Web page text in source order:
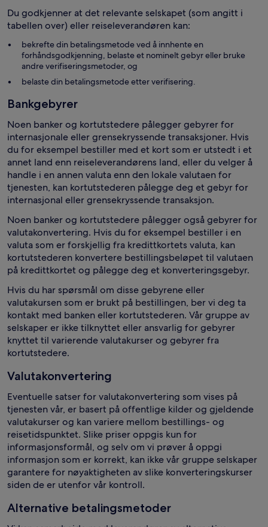
Du godkjenner at det relevante selskapet (som angitt i
tabellen over) eller reiseleverandøren kan:
bekrefte din betalingsmetode ved å innhente en
forhåndsgodkjenning, belaste et nominelt gebyr eller bruke
andre verifiseringsmetoder, og
belaste din betalingsmetode etter verifisering.
Bankgebyrer
Noen banker og kortutstedere pålegger gebyrer for
internasjonale eller grensekryssende transaksjoner. Hvis
du for eksempel bestiller med et kort som er utstedt i et
annet land enn reiseleverandørens land, eller du velger å
handle i en annen valuta enn den lokale valutaen for
tjenesten, kan kortutstederen pålegge deg et gebyr for
internasjonal eller grensekryssende transaksjon.
Noen banker og kortutstedere pålegger også gebyrer for
valutakonvertering. Hvis du for eksempel bestiller i en
valuta som er forskjellig fra kredittkortets valuta, kan
kortutstederen konvertere bestillingsbeløpet til valutaen
på kredittkortet og pålegge deg et konverteringsgebyr.
Hvis du har spørsmål om disse gebyrene eller
valutakursen som er brukt på bestillingen, ber vi deg ta
kontakt med banken eller kortutstederen. Vår gruppe av
selskaper er ikke tilknyttet eller ansvarlig for gebyrer
knyttet til varierende valutakurser og gebyrer fra
kortutstedere.
Valutakonvertering
Eventuelle satser for valutakonvertering som vises på
tjenesten vår, er basert på offentlige kilder og gjeldende
valutakurser og kan variere mellom bestillings- og
reisetidspunktet. Slike priser oppgis kun for
informasjonsformål, og selv om vi prøver å oppgi
informasjon som er korrekt, kan ikke vår gruppe selskaper
garantere for nøyaktigheten av slike konverteringskurser
siden de er utenfor vår kontroll.
Alternative betalingsmetoder